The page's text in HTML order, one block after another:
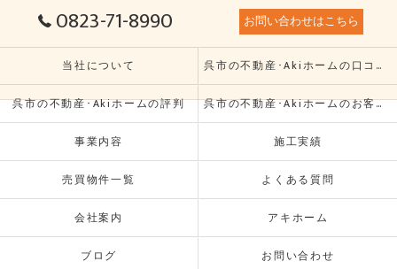
0823-71-8990 お問い合わせはこちら
当社について 呉市の不動産･Akiホームの口コミ情報
呉市の不動産･Akiホームの評判 呉市の不動産･Akiホームのお客様の声
事業内容 施工実績
売買物件一覧 よくある質問
会社案内 アキホーム
ブログ お問い合わせ